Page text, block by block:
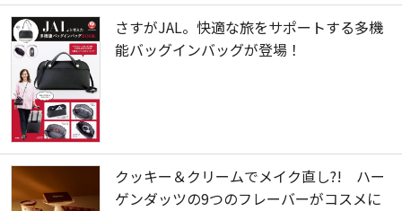
さすがJAL。快適な旅をサポートする多機
能バッグインバッグが登場！
クッキー＆クリームでメイク直し?! ハー
ゲンダッツの9つのフレーバーがコスメに